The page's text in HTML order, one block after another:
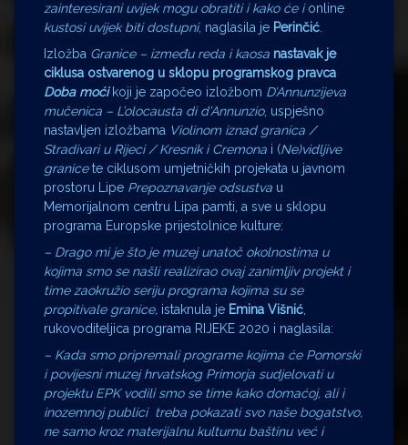
zainteresirani uvijek mogu obratiti i kako će ionline
kustosi uvijek biti dostupni, naglasila je Perinčić
Izložba Granice – između reda i kaosa nastavak je
ciklusa ostvarenog u sklopu programskog pravca
Doba moći koji je započeo izložbom D’Annunzijeva
mučenica – L’olocausta di d’Annunzio, uspješno
nastavljen izložbama Violinom iznad granica /
Stradivari u Rijeci / Kresnik i Cremona i (Ne)vidljive
granicete ciklusom umjetničkih projekata u javnom
prostoru Lipe Prepoznavanje odsustva u
Memorijalnom centru Lipa pamti, a sve u sklopu
programa Europske prijestolnice kulture:
– Drago mi je što je muzej unatoč okolnostima u
kojima smo se našli realizirao ovaj zanimljiv projekt i
time zaokružio seriju programa kojima su se
propitivale granice, istaknula je Emina Višnić
rukovoditeljica programa RIJEKE 2020 i naglasila:
– Kada smo pripremali programe kojima će Pomorski
i povijesni muzej hrvatskog Primorja sudjelovati u
projektu EPK vodili smo se time kako domaćoj, ali i
inozemnoj publici treba pokazati svo naše bogatstvo,
ne samo kroz materijalnu kulturnu baštinu već i